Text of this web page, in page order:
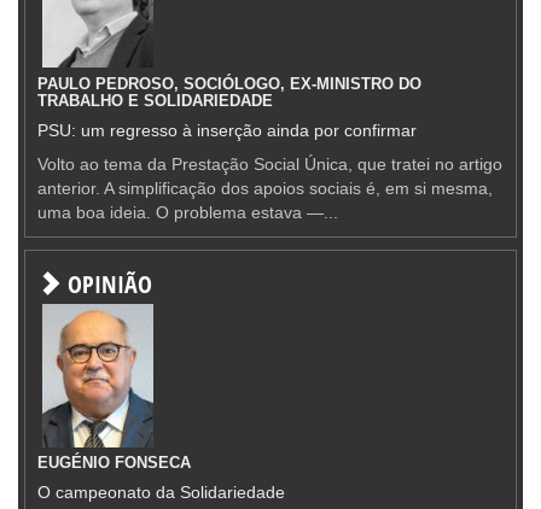
PAULO PEDROSO, SOCIÓLOGO, EX-MINISTRO DO
TRABALHO E SOLIDARIEDADE
PSU: um regresso à inserção ainda por confirmar
Volto ao tema da Prestação Social Única, que tratei no artigo
anterior. A simplificação dos apoios sociais é, em si mesma,
uma boa ideia. O problema estava —...
OPINIÃO
EUGÉNIO FONSECA
O campeonato da Solidariedade